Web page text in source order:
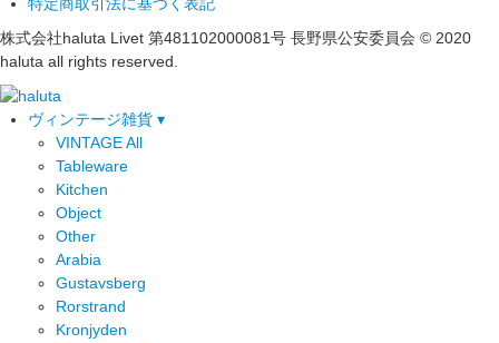
特定商取引法に基づく表記
株式会社haluta Livet 第481102000081号 長野県公安委員会 © 2020
haluta all rights reserved.
ヴィンテージ雑貨 ▾
VINTAGE All
Tableware
Kitchen
Object
Other
Arabia
Gustavsberg
Rorstrand
Kronjyden